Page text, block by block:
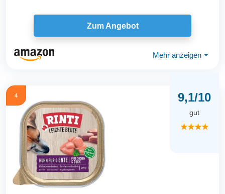
Zum Angebot
Mehr anzeigen ⏷
4 9,1/10
gut
★★★★